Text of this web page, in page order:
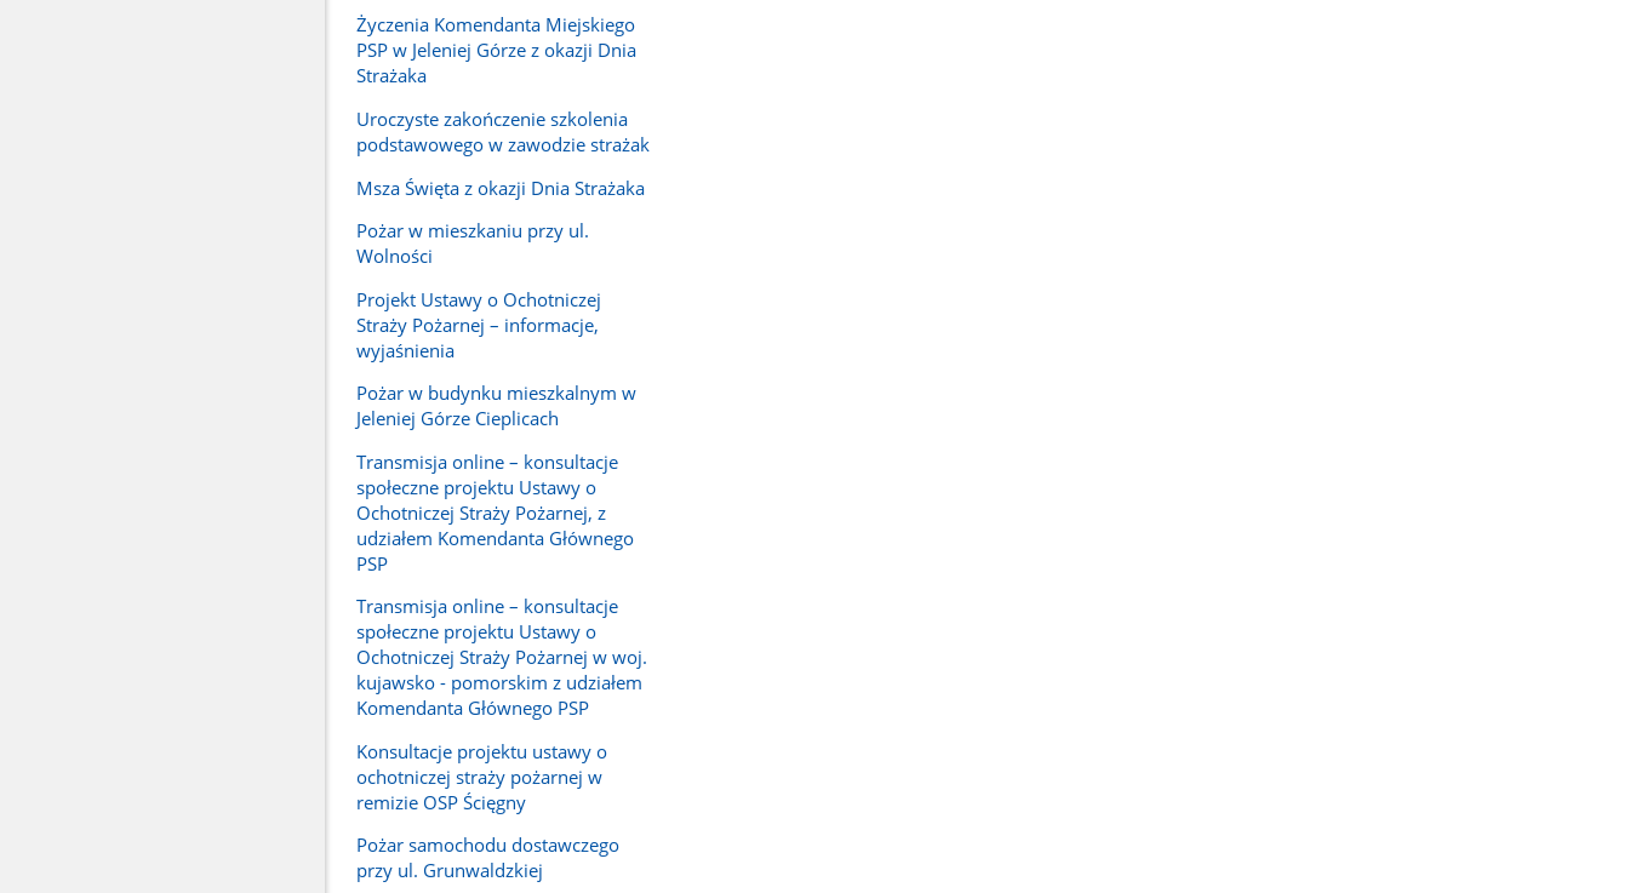
Życzenia Komendanta Miejskiego
PSP w Jeleniej Górze z okazji Dnia
Strażaka
Uroczyste zakończenie szkolenia
podstawowego w zawodzie strażak
Msza Święta z okazji Dnia Strażaka
Pożar w mieszkaniu przy ul.
Wolności
Projekt Ustawy o Ochotniczej
Straży Pożarnej – informacje,
wyjaśnienia
Pożar w budynku mieszkalnym w
Jeleniej Górze Cieplicach
Transmisja online – konsultacje
społeczne projektu Ustawy o
Ochotniczej Straży Pożarnej, z
udziałem Komendanta Głównego
PSP
Transmisja online – konsultacje
społeczne projektu Ustawy o
Ochotniczej Straży Pożarnej w woj.
kujawsko - pomorskim z udziałem
Komendanta Głównego PSP
Konsultacje projektu ustawy o
ochotniczej straży pożarnej w
remizie OSP Ścięgny
Pożar samochodu dostawczego
przy ul. Grunwaldzkiej